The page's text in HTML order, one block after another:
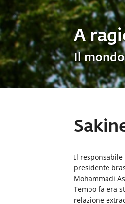
A
Il
Il responsabile
presidente
Mohammadi
Tempo fa era
relazione